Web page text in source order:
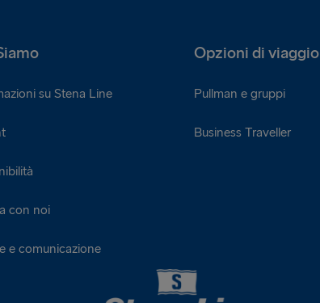
Opzioni di viaggio
su Stena Line
con noi
e comunicazione
Pullman e gruppi
Business Traveller